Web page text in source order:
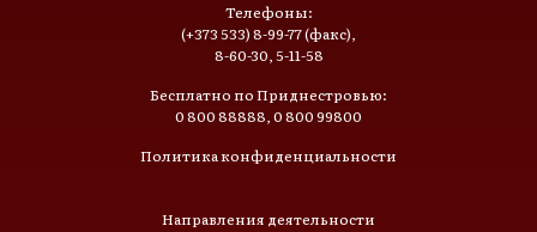
Телефоны:
(+373 533) 8-99-77 (факс),
8-60-30, 5-11-58
Бесплатно по Приднестровью:
0 800 88888, 0 800 99800
Политика конфиденциальности
Направления деятельности